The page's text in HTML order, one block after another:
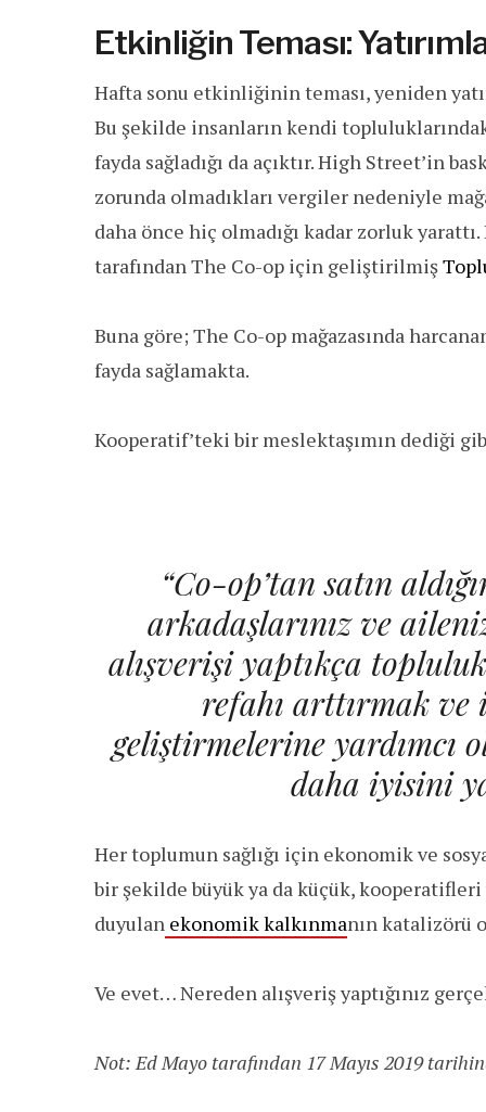
Etkinliğin Teması:
Hafta sonu etkinliğinin teması, yeniden
Bu şekilde insanların kendi
fayda sağladığı da açıktır. High Street’in
zorunda olmadıkları vergiler nedeniyle
daha önce hiç olmadığı kadar zorluk
tarafından The Co-op için geliştirilmiş
Buna göre; The Co-op mağazasında
fayda sağlamakta.
Kooperatif’teki bir meslektaşımın dediği
“Co-op’tan satın
arkadaşlarınız ve
alışverişi yaptıkça
refahı arttırmak
geliştirmelerine
daha iyisini
Her toplumun sağlığı için ekonomik ve
bir şekilde büyük ya da küçük,
duyulan ekonomik kalkınmanın katalizörü
Ve evet… Nereden alışveriş yaptığınız
Not: Ed Mayo tarafından 17 Mayıs 2019